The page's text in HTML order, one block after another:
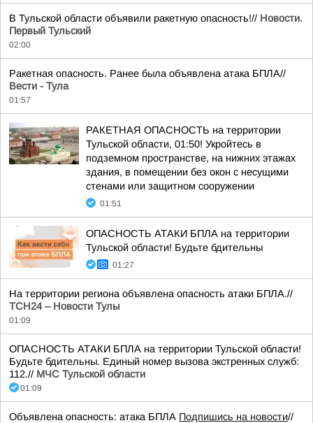
В Тульской области объявили ракетную опасность!// Новости.
Первый Тульский
02:00
Ракетная опасность. Ранее была объявлена атака БПЛА//
Вести - Тула
01:57
РАКЕТНАЯ ОПАСНОСТЬ на территории
Тульской области, 01:50! Укройтесь в
подземном пространстве, на нижних этажах
здания, в помещении без окон с несущими
стенами или защитном сооружении
01:51
ОПАСНОСТЬ АТАКИ БПЛА на территории
Тульской области! Будьте бдительны
01:27
На территории региона объявлена опасность атаки БПЛА.//
ТСН24 – Новости Тулы
01:09
ОПАСНОСТЬ АТАКИ БПЛА на территории Тульской области!
Будьте бдительны. Единый номер вызова экстренных служб:
112.// МЧС Тульской области
01:09
Объявлена опасность: атака БПЛА Подпишись на новости//